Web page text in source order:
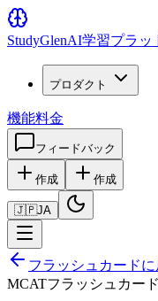
StudyGlenAI学習プラッ
プロダクト
機能料金
フィードバック
作成 作成
🇯🇵JA
フラッシュカードに
MCATフラッシュカード